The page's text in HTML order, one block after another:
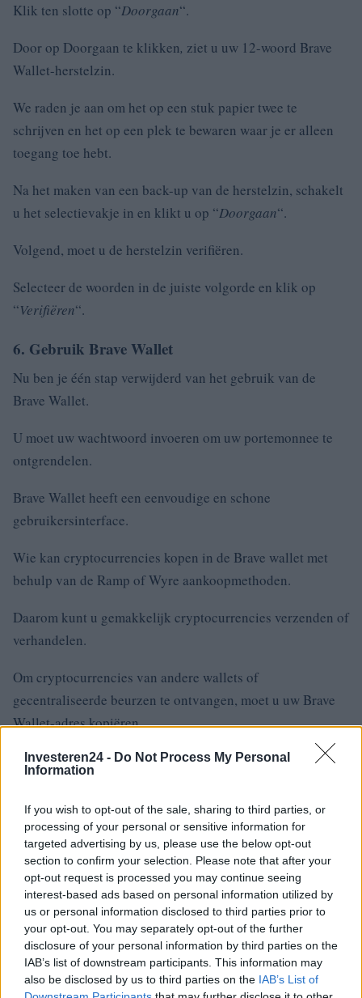
Investeren24 - Do Not Process My Personal
Information
If you wish to opt-out of the sale, sharing to third parties, or
processing of your personal or sensitive information for
targeted advertising by us, please use the below opt-out
section to confirm your selection. Please note that after your
opt-out request is processed you may continue seeing
interest-based ads based on personal information utilized by
us or personal information disclosed to third parties prior to
your opt-out. You may separately opt-out of the further
disclosure of your personal information by third parties on the
IAB’s list of downstream participants. This information may
also be disclosed by us to third parties on the IAB’s List of
Klik ten slotte op “Doorgaan“.
Door op Doorgaan te klikken, ziet u uw 12-woord Brave
Wallet-herstelzin.
We raden je aan om het op een stuk papier twee te
schrijven en het op een plek te bewaren waar je er alleen
toegang toe hebt.
Na het maken van een back-up van de herstelzin, schakelt
u het selectievakje in en klikt u op “Doorgaan“.
Volgend, moet u de herstelzin verifiëren.
Selecteer de woorden in de juiste volgorde en klik op
“Verifiëren“.
6. Gebruik Brave Wallet
Nu ben je één stap verwijderd van het gebruik van de
Brave Wallet.
U moet uw wachtwoord invoeren om uw portemonnee te
ontgrendelen.
Brave Wallet heeft een eenvoudige en schone
gebruikersinterface.
Wie kan cryptocurrencies kopen in de Brave wallet met
behulp van de Ramp of Wyre aankoopmethoden.
Daarom kunt u gemakkelijk cryptocurrencies verzenden of
verhandelen.
Om cryptocurrencies van andere wallets of
gecentraliseerde beurzen te ontvangen, moet u uw Brave
Wallet-adres kopiëren.
Klik hiervoor op het “gedeeltelijke adres” in de
Conclusion
Het implementeren en aanmaken van een Brave Wallet
account is een eenvoudig proces.
Na het aanmaken van een Brave Wallet account kun je veel
cryptocurrencies kopen, versturen en uitwisselen.
Althign om uw geheime herstelzin / seed phrase op